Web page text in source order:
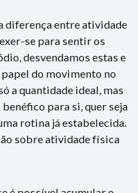
diferença entre atividade
se para sentir os
desvendamos estas e
do movimento no
a quantidade ideal, mas
para si, quer seja
rotina já estabelecida.
sobre atividade física